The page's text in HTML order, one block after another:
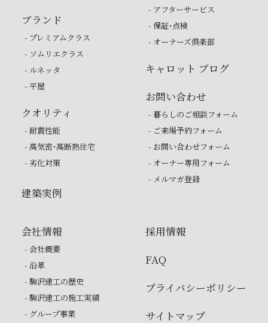
ブランド
- プレミアムクラス
- ソムリエクラス
- ルネッタ
- 平屋
クオリティ
- 耐震性能
- 高気密・高断熱住宅
- 劣化対策
建築実例
- アフターサービス
- 保証・点検
- オーナーズ倶楽部
キャロット ブログ
お問い合わせ
- 暮らしのご相談フォーム
- ご来場予約フォーム
- お問い合わせフォーム
- オーナー専用フォーム
- メルマガ登録
会社情報
- 会社概要
- 沿革
- 駒沢建工の歴史
- 駒沢建工の施工実績
- グループ事業
採用情報
FAQ
プライバシーポリシー
サイトマップ